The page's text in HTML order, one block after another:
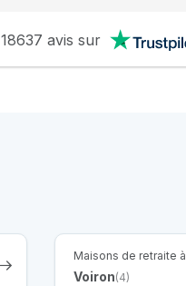
18637 avis sur
Maisons de retraite à
Voiron(4)